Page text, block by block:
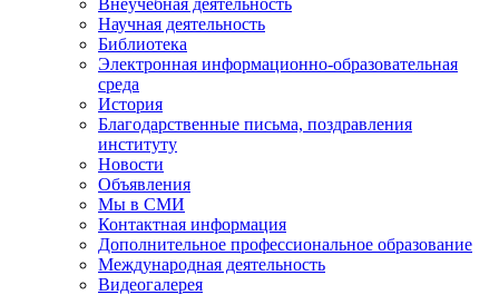
Внеучебная деятельность
Научная деятельность
Библиотека
Электронная информационно-образовательная
среда
История
Благодарственные письма, поздравления
институту
Новости
Объявления
Мы в СМИ
Контактная информация
Дополнительное профессиональное образование
Международная деятельность
Видеогалерея